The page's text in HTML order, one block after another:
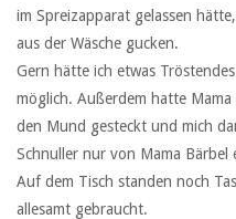
im Spreizapparat gelassen
aus der Wäsche gucken.
Gern hätte ich etwas
möglich. Außerdem hatte
den Mund gesteckt und mich
Schnuller nur von Mama
Auf dem Tisch standen noch
allesamt gebraucht.